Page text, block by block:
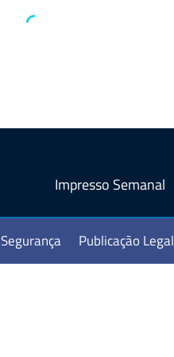
Impresso Semanal
Segurança Publicação Legal